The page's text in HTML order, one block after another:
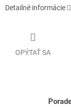
Detailné informácie
OPÝTAŤ SA